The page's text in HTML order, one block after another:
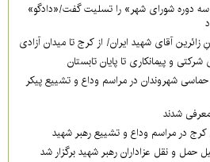
دوره شورای شهر» را تسلیت گفت/«دادگو»
آقای شهید ایران/ از کرج تا میدان آزادی
و پیمانکاری تا پایان تابستان
شهروندان در مراسم وداع و تشییع پیکر
در مراسم وداع و تشییع رهبر شهید
و نقل عزاداران رهبر شهید برگزار شد